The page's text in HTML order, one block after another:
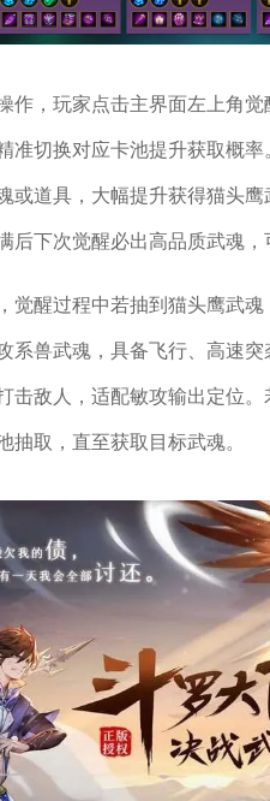
作，玩家点击主界面左上角
准切换对应卡池提升获取概
或道具，大幅提升获得猫头
下次觉醒必出高品质武魂，
觉醒过程中若抽到猫头鹰武
系兽武魂，具备飞行、高速
击敌人，适配敏攻输出定位
取，直至获取目标武魂。